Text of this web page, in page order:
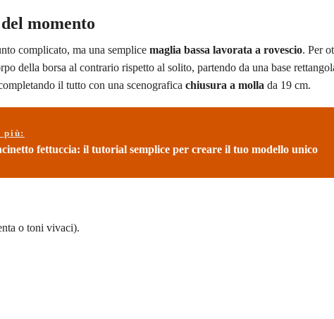
momento
complicato, ma una semplice maglia bassa lavorata a rovescio. Per
della borsa al contrario rispetto al solito, partendo da una base
il tutto con una scenografica chiusura a molla da 19 cm.
più:
fettuccia: il tutorial semplice per creare il tuo modello unico
o toni vivaci).